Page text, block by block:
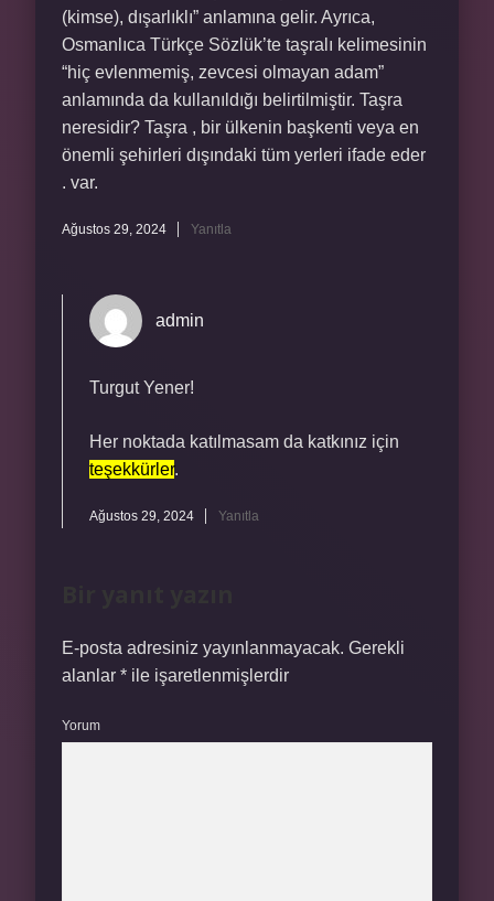
(kimse), dışarlıklı” anlamına gelir. Ayrıca,
Osmanlıca Türkçe Sözlük’te taşralı kelimesinin
“hiç evlenmemiş, zevcesi olmayan adam”
anlamında da kullanıldığı belirtilmiştir. Taşra
neresidir? Taşra , bir ülkenin başkenti veya en
önemli şehirleri dışındaki tüm yerleri ifade eder
. var.
Ağustos 29, 2024 Yanıtla
admin
Turgut Yener!
Her noktada katılmasam da katkınız için
teşekkürler.
Ağustos 29, 2024 Yanıtla
E-posta adresiniz yayınlanmayacak. Gerekli
alanlar * ile işaretlenmişlerdir
Yorum